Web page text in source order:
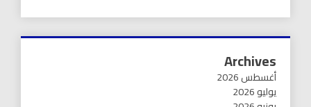
Archives
أغسطس 2026
يوليو 2026